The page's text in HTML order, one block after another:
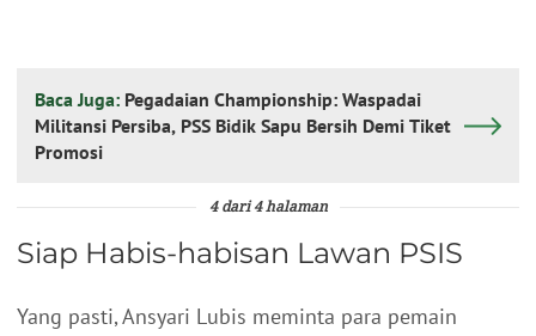
Baca Juga: Pegadaian Championship: Waspadai
Militansi Persiba, PSS Bidik Sapu Bersih Demi Tiket
Promosi
4 dari 4 halaman
Siap Habis-habisan Lawan PSIS
Yang pasti, Ansyari Lubis meminta para pemain